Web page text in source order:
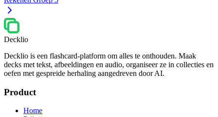
Decklio
Decklio is een flashcard-platform om alles te onthouden. Maak
decks met tekst, afbeeldingen en audio, organiseer ze in collecties en
oefen met gespreide herhaling aangedreven door AI.
Product
Home